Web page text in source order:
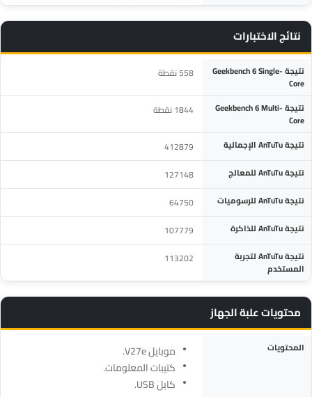
نتائج الاختبارات
المواصفة التفاصيل
نتيجة Geekbench 6 Single-
Core
558 نقطة
نتيجة Geekbench 6 Multi-
Core
1844 نقطة
نتيجة AnTuTu الإجمالية 412879
نتيجة AnTuTu للمعالج 127148
نتيجة AnTuTu للرسوميات 64750
نتيجة AnTuTu للذاكرة 107779
نتيجة AnTuTu لتجربة
المستخدم
113202
محتويات علبة الجهاز
المواصفة
المحتويات
موبايل V27e.
كتيبات المعلومات.
كابل USB.